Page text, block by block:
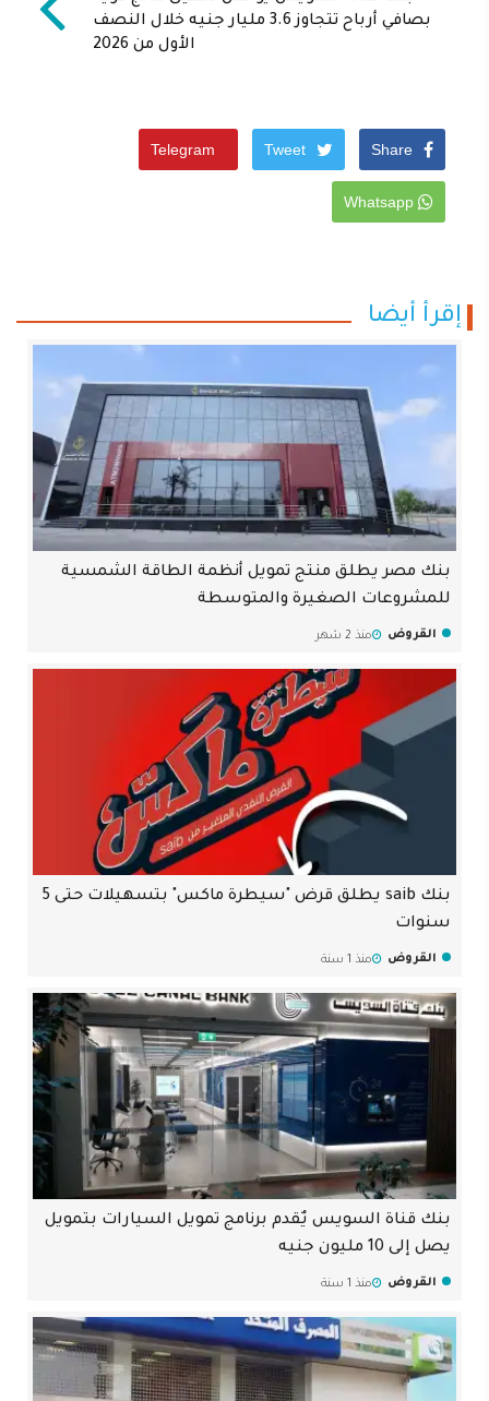
بصافي أرباح تتجاوز 3.6 مليار جنيه خلال النصف
الأول من 2026
إقرأ أيضا
بنك مصر يطلق منتج تمويل أنظمة الطاقة الشمسية
للمشروعات الصغيرة والمتوسطة
القروض منذ 2 شهر
بنك saib يطلق قرض "سيطرة ماكس" بتسهيلات حتى 5
سنوات
القروض منذ 1 سنة
بنك قناة السويس يٌقدم برنامج تمويل السيارات بتمويل
يصل إلى 10 مليون جنيه
القروض منذ 1 سنة